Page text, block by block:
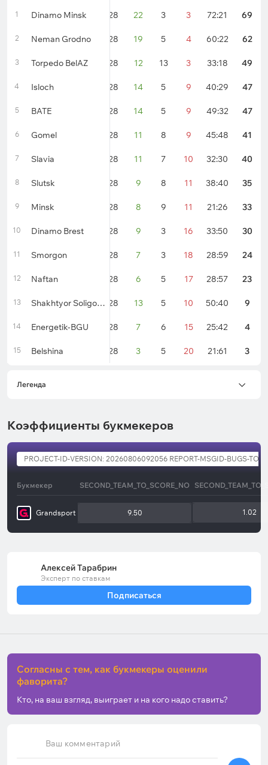
1 Dinamo Minsk 28 22 3 3 72:21 69
2 Neman Grodno 28 19 5 4 60:22 62
3 Torpedo BelAZ 28 12 13 3 33:18 49
4 Isloch 28 14 5 9 40:29 47
5 BATE 28 14 5 9 49:32 47
6 Gomel 28 11 8 9 45:48 41
7 Slavia 28 11 7 10 32:30 40
8 Slutsk 28 9 8 11 38:40 35
9 Minsk 28 8 9 11 21:26 33
10 Dinamo Brest 28 9 3 16 33:50 30
11 Smorgon 28 7 3 18 28:59 24
12 Naftan 28 6 5 17 28:57 23
13 Shakhtyor Soligorsk 28 13 5 10 50:40 9
14 Energetik-BGU 28 7 6 15 25:42 4
15 Belshina 28 3 5 20 21:61 3
Легенда
Коэффициенты букмекеров
PROJECT-ID-VERSION: 20260806092056 REPORT-MSGID-BUGS-TO:
Букмекер SECOND_TEAM_TO_SCORE_NO
Grandsport 9.50 1.02
Алексей Тарабрин
Эксперт по ставкам
Подписаться
Ваш комментарий
Согласны с тем, как букмекеры оценили
фаворита?
Кто, на ваш взгляд, выиграет и на кого надо ставить?